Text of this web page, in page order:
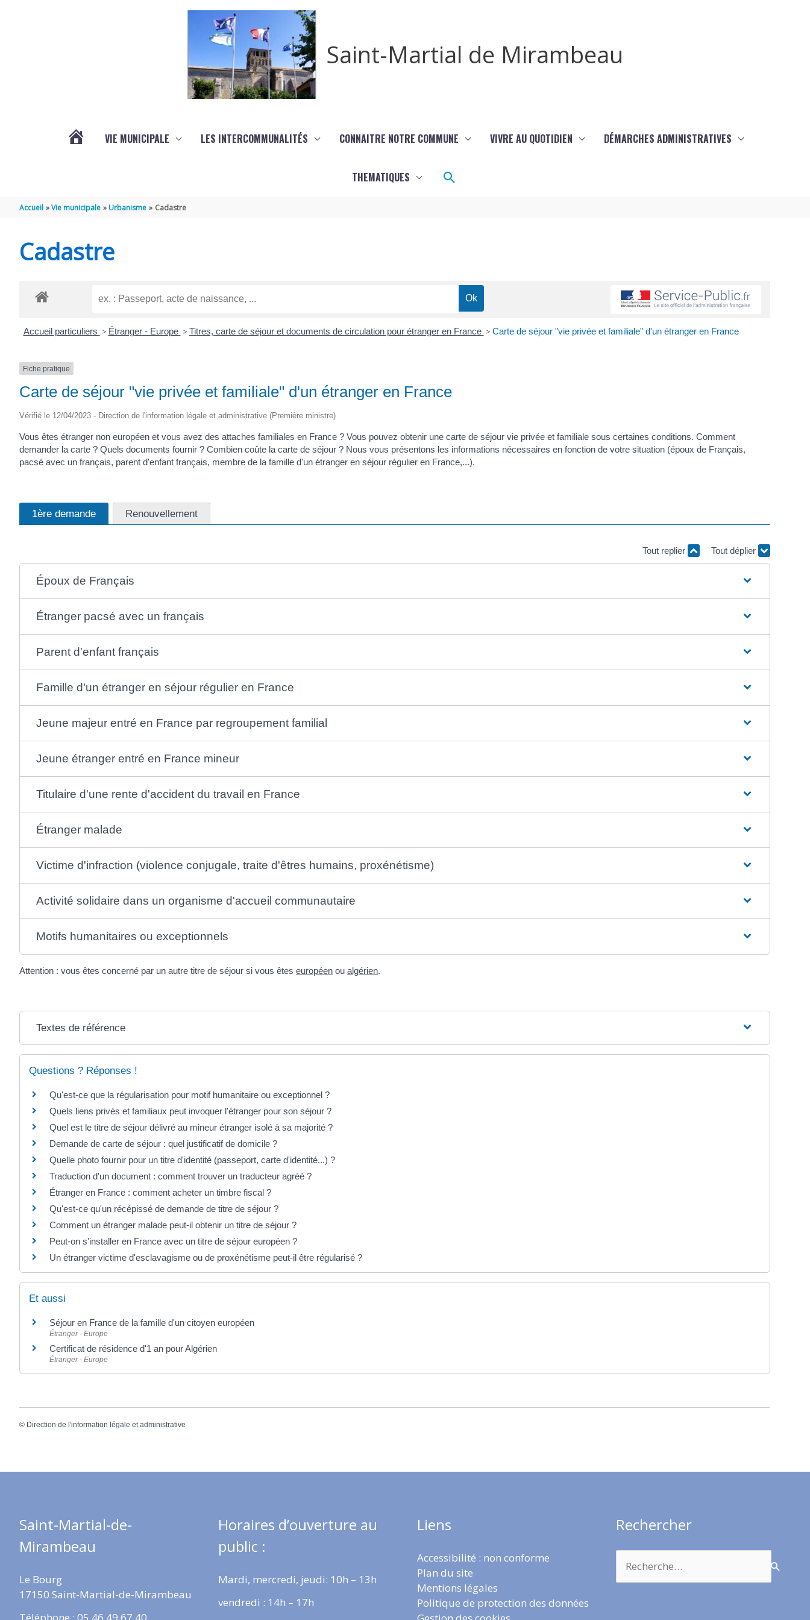
Saint-Martial de Mirambeau
VIE MUNICIPALE LES INTERCOMMUNALITÉS CONNAITRE NOTRE COMMUNE VIVRE AU QUOTIDIEN DÉMARCHES ADMINISTRATIVES
THEMATIQUES Rechercher
Accueil Vie municipale Urbanisme Cadastre
Cadastre
Accueil particuliers > Étranger - Europe > Titres, carte de séjour et documents de circulation pour étranger en France > Carte de séjour "vie privée et familiale" d'un étranger en France
Fiche pratique
Carte de séjour "vie privée et familiale" d'un étranger en France
Vérifié le 12/04/2023 - Direction de l'information légale et administrative (Première ministre)
Vous êtes étranger non européen et vous avez des attaches familiales en France ? Vous pouvez obtenir une carte de séjour vie privée et familiale sous certaines conditions. Comment
demander la carte ? Quels documents fournir ? Combien coûte la carte de séjour ? Nous vous présentons les informations nécessaires en fonction de votre situation (époux de Français,
pacsé avec un français, parent d'enfant français, membre de la famille d'un étranger en séjour régulier en France,...).
1ère demande Renouvellement
Tout replier Tout déplier
Époux de Français
Étranger pacsé avec un français
Parent d'enfant français
Famille d'un étranger en séjour régulier en France
Jeune majeur entré en France par regroupement familial
Jeune étranger entré en France mineur
Titulaire d'une rente d'accident du travail en France
Étranger malade
Victime d'infraction (violence conjugale, traite d'êtres humains, proxénétisme)
Activité solidaire dans un organisme d'accueil communautaire
Motifs humanitaires ou exceptionnels
Attention : vous êtes concerné par un autre titre de séjour si vous êtes européen ou algérien.
Textes de référence
Questions ? Réponses !
Qu'est-ce que la régularisation pour motif humanitaire ou exceptionnel ?
Quels liens privés et familiaux peut invoquer l'étranger pour son séjour ?
Quel est le titre de séjour délivré au mineur étranger isolé à sa majorité ?
Demande de carte de séjour : quel justificatif de domicile ?
Quelle photo fournir pour un titre d'identité (passeport, carte d'identité...) ?
Traduction d'un document : comment trouver un traducteur agréé ?
Étranger en France : comment acheter un timbre fiscal ?
Qu'est-ce qu'un récépissé de demande de titre de séjour ?
Comment un étranger malade peut-il obtenir un titre de séjour ?
Peut-on s'installer en France avec un titre de séjour européen ?
Un étranger victime d'esclavagisme ou de proxénétisme peut-il être régularisé ?
Et aussi
Séjour en France de la famille d'un citoyen européen
Étranger - Europe
Certificat de résidence d'1 an pour Algérien
Étranger - Europe
© Direction de l'information légale et administrative
Saint-Martial-de-
Mirambeau
Le Bourg
17150 Saint-Martial-de-Mirambeau
Téléphone : 05 46 49 67 40
Horaires d’ouverture au
public :
Mardi, mercredi, jeudi: 10h – 13h
vendredi : 14h – 17h
Liens
Accessibilité : non conforme
Plan du site
Mentions légales
Politique de protection des données
Rechercher